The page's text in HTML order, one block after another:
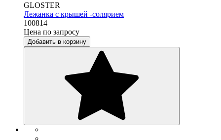
GLOSTER
Лежанка с крышей -солярием
100814
Цена по запросу
Добавить в корзину